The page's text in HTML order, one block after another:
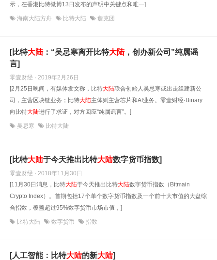
示，在香港比特微博13日发布的声明中关键点和唯一]
海南大陆方舟 比特大陆 詹克团
[比特大陆：“吴忌寒离开比特大陆，创办新公司”纯属谣
言]
零壹财经 · 2019年2月26日
[2月25日晚间，有媒体发文称，比特大陆联合创始人吴忌寒或出走组建新公
司，主营区块链业务；比特大陆主体则主营芯片和AI业务。零壹财经·Binary
向比特大陆进行了求证，对方回应“纯属谣言”。]
吴忌寒 比特大陆
[比特大陆于今天推出比特大陆数字货币指数]
零壹财经 · 2018年11月30日
[11月30日消息，比特大陆于今天推出比特大陆数字货币指数（Bitmain
Crypto Index）。首期包括17个单个数字货币指数及一个前十大市值的大盘综
合指数，覆盖超过95%数字货币市场市值，]
比特大陆 数字货币 指数
[人工智能：比特大陆的新大陆]